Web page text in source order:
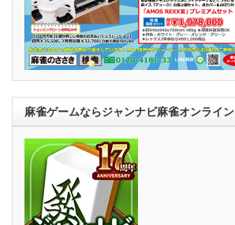
麻雀ゲームならジャンナビ麻雀オンライン